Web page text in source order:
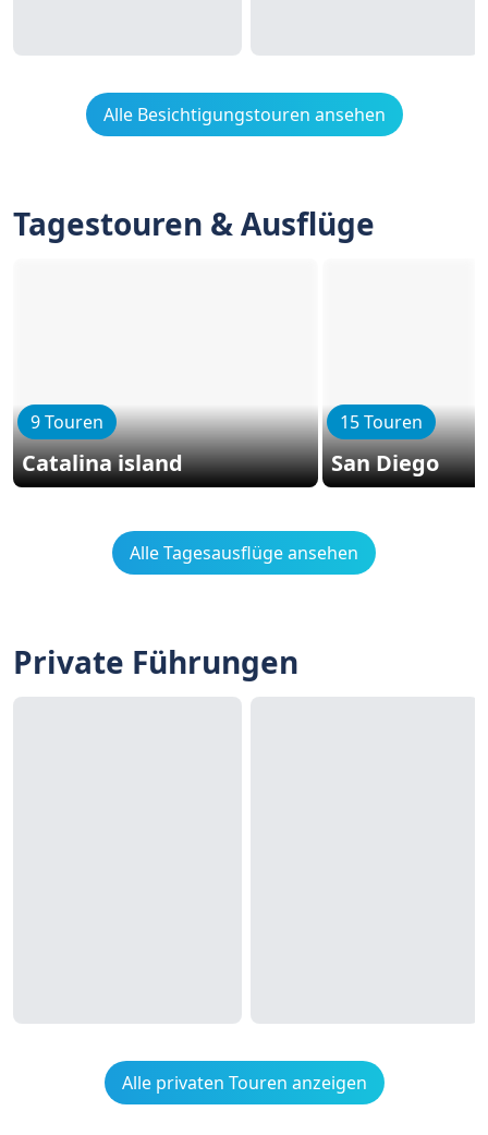
Alle Besichtigungstouren ansehen
Tagestouren & Ausflüge
9 Touren
Catalina island
15 Touren
San Diego
Alle Tagesausflüge ansehen
Private Führungen
Alle privaten Touren anzeigen